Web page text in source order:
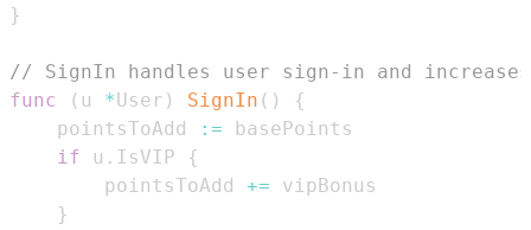
}
// SignIn handles user sign-in and
func
( u *User ) SignIn ( )
{
    pointsToAdd
:=
if u . IsVIP
{
        pointsToAdd
+=
}